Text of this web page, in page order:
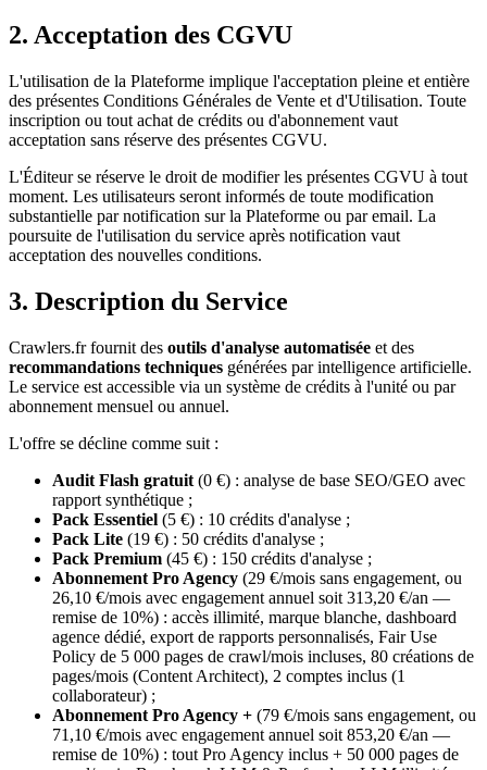
2. Acceptation des CGVU
L'utilisation de la Plateforme implique l'acceptation pleine et entière
des présentes Conditions Générales de Vente et d'Utilisation. Toute
inscription ou tout achat de crédits ou d'abonnement vaut
acceptation sans réserve des présentes CGVU.
L'Éditeur se réserve le droit de modifier les présentes CGVU à tout
moment. Les utilisateurs seront informés de toute modification
substantielle par notification sur la Plateforme ou par email. La
poursuite de l'utilisation du service après notification vaut
acceptation des nouvelles conditions.
3. Description du Service
Crawlers.fr fournit des outils d'analyse automatisée et des
recommandations techniques générées par intelligence artificielle.
Le service est accessible via un système de crédits à l'unité ou par
abonnement mensuel ou annuel.
L'offre se décline comme suit :
Audit Flash gratuit (0 €) : analyse de base SEO/GEO avec
rapport synthétique ;
Pack Essentiel (5 €) : 10 crédits d'analyse ;
Pack Lite (19 €) : 50 crédits d'analyse ;
Pack Premium (45 €) : 150 crédits d'analyse ;
Abonnement Pro Agency (29 €/mois sans engagement, ou
26,10 €/mois avec engagement annuel soit 313,20 €/an —
remise de 10%) : accès illimité, marque blanche, dashboard
agence dédié, export de rapports personnalisés, Fair Use
Policy de 5 000 pages de crawl/mois incluses, 80 créations de
pages/mois (Content Architect), 2 comptes inclus (1
collaborateur) ;
Abonnement Pro Agency + (79 €/mois sans engagement, ou
71,10 €/mois avec engagement annuel soit 853,20 €/an —
remise de 10%) : tout Pro Agency inclus + 50 000 pages de